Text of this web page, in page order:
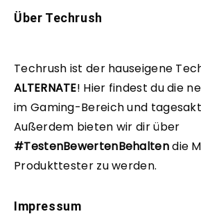
Über Techrush
Techrush ist der hauseigene
ALTERNATE! Hier findest du die
im Gaming-Bereich und
Außerdem bieten wir dir über
#TestenBewertenBehaltendie
Produkttester zu werden.
Impressum